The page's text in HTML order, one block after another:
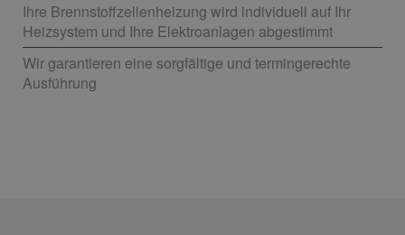
Ihre Brennstoffzellenheizung wird individuell auf Ihr
Heizsystem und Ihre Elektroanlagen abgestimmt
Wir garantieren eine sorgfältige und termingerechte
Ausführung